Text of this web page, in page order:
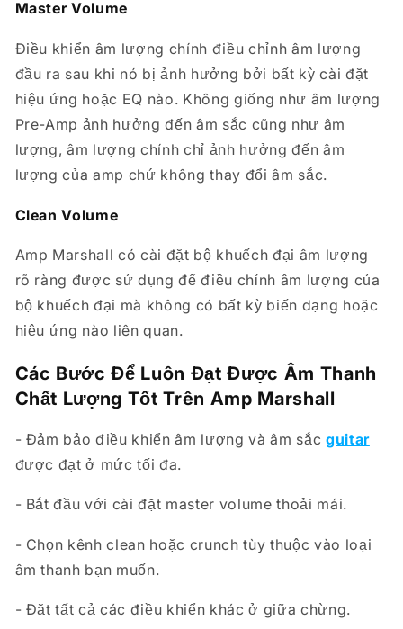
Master Volume
Điều khiển âm lượng chính điều chỉnh âm lượng
đầu ra sau khi nó bị ảnh hưởng bởi bất kỳ cài đặt
hiệu ứng hoặc EQ nào. Không giống như âm lượng
Pre-Amp ảnh hưởng đến âm sắc cũng như âm
lượng, âm lượng chính chỉ ảnh hưởng đến âm
lượng của amp chứ không thay đổi âm sắc.
Clean Volume
Amp Marshall có cài đặt bộ khuếch đại âm lượng
rõ ràng được sử dụng để điều chỉnh âm lượng của
bộ khuếch đại mà không có bất kỳ biến dạng hoặc
hiệu ứng nào liên quan.
Các Bước Để Luôn Đạt Được Âm Thanh
Chất Lượng Tốt Trên Amp Marshall
- Đảm bảo điều khiển âm lượng và âm sắc guitar
được đạt ở mức tối đa.
- Bắt đầu với cài đặt master volume thoải mái.
- Chọn kênh clean hoặc crunch tùy thuộc vào loại
âm thanh bạn muốn.
- Đặt tất cả các điều khiển khác ở giữa chừng.